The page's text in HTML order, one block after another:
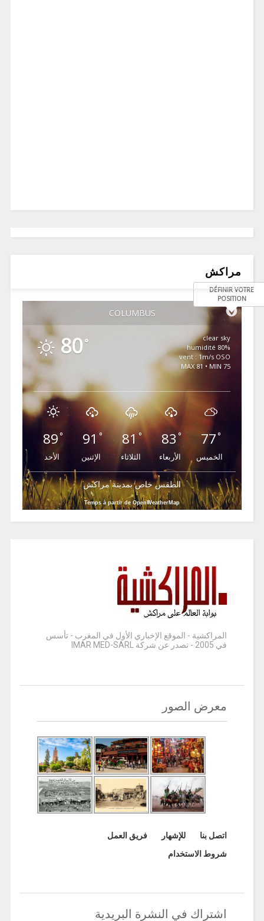
مراكش
COLUMBUS
DÉFINIR VOTRE
POSITION
80 °
clear sky
80% humidité
vent : 1m/s OSO
MAX 81 • MIN 75
89°
الأحد
91°
الإثنين
81°
الثلاثاء
83 °
الأربعاء
77°
الخميس
الطقس خاص بمدينة مراكش
Temps à partir de OpenWeatherMap
المراكشية - الموقع الإخباري الأول في المغرب - تأسس
في 2005 - تصدر عن شركة IMAR MED-SARL
معرض الصور
اتصل بنا للإشهار
فريق العمل
شروط الاستخدام
اشتراك في النشرة البريدية